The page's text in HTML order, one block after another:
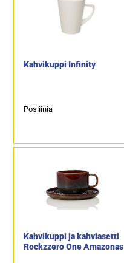
Kahvikuppi Infinity
Posliinia
Kahvikuppi ja kahviasetti
Rockzzero One Amazonas